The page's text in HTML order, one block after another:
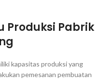
Produksi Pabrik
kapasitas produksi yang
pemesanan pembuatan